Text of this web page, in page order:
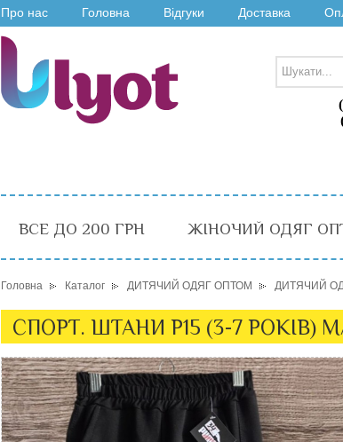
Про нас Головна Відгуки Доставка
ВСЕ ДО 200 ГРН ЖІНОЧИЙ ОДЯГ
Головна Каталог ДИТЯЧИЙ ОДЯГ ОПТОМ ДИТЯЧИЙ
СПОРТ. ШТАНИ P15 (3-7 РОКІВ)